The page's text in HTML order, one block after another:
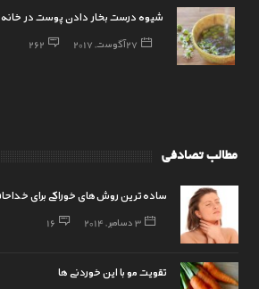
شیوه درست بخار دادن پوست در خانه
27 آگوست, 2017 262
مطالب تصادفی
ساده‌ترین روش‌های خوراکی برای
3 دسامبر, 2014 16
تقویت مو با این خوردنی ها